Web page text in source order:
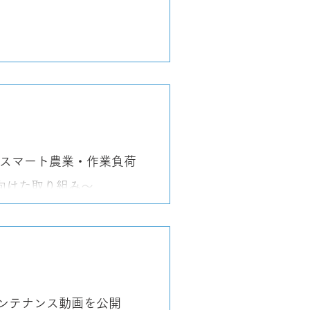
マート農業・作業負荷
けた取り組み～
テナンス動画を公開